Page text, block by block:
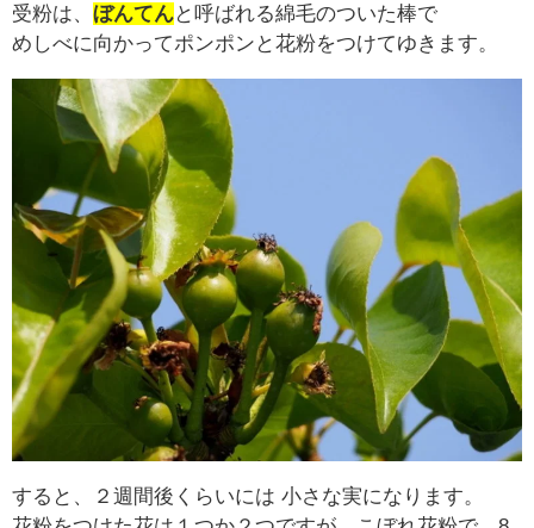
受粉は、 ぼんてんと呼ばれる綿毛のついた棒で
めしべに向かってポンポンと花粉をつけてゆきます。
すると、２週間後くらいには 小さな実になります。